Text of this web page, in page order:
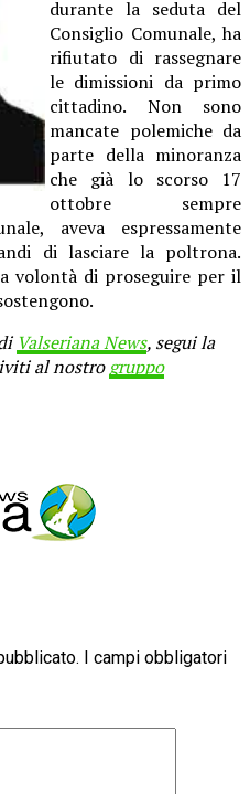
durante la seduta del
Consiglio Comunale, ha
rifiutato di rassegnare
le dimissioni da primo
cittadino. Non sono
mancate polemiche da
parte della minoranza
che già lo scorso 17
ottobre sempre
aveva espressamente
di lasciare la poltrona.
volontà di proseguire per il
Valseriana News, segui la
al nostrogruppo
I campi obbligatori